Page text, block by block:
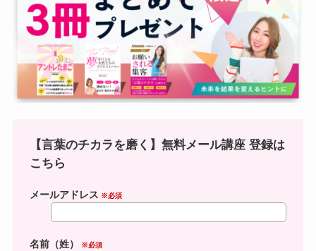
【言葉のチカラを磨く】無料メール講座 登録は
こちら
メールアドレス ※必須
名前（姓） ※必須